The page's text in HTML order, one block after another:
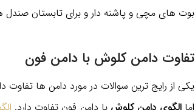
بوت های مچی و پاشنه دار و برای تابستان صندل
تفاوت دامن کلوش با دامن فون
یکی از رایج ترین سوالات در مورد دامن ها